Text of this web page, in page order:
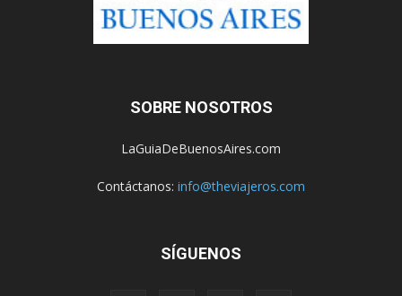
SOBRE NOSOTROS
LaGuiaDeBuenosAires.com
Contáctanos: info@theviajeros.com
SÍGUENOS